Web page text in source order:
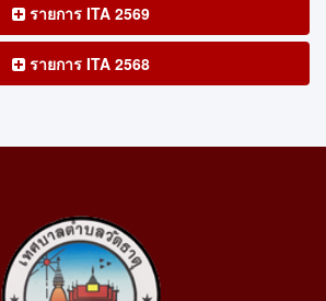
รายการ ITA 2569
รายการ ITA 2568